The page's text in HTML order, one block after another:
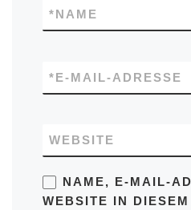
NAME
*
E-MAIL-ADRESSE
*
WEBSITE
NAME, E-MAIL-
WEBSITE IN